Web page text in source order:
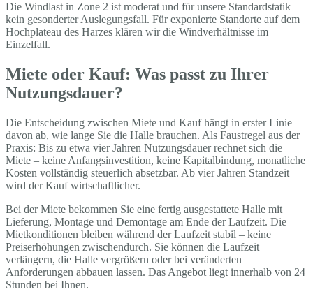
Die Windlast in Zone 2 ist moderat und für unsere Standardstatik
kein gesonderter Auslegungsfall. Für exponierte Standorte auf dem
Hochplateau des Harzes klären wir die Windverhältnisse im
Einzelfall.
Miete oder Kauf: Was passt zu Ihrer
Nutzungsdauer?
Die Entscheidung zwischen Miete und Kauf hängt in erster Linie
davon ab, wie lange Sie die Halle brauchen. Als Faustregel aus der
Praxis: Bis zu etwa vier Jahren Nutzungsdauer rechnet sich die
Miete – keine Anfangsinvestition, keine Kapitalbindung, monatliche
Kosten vollständig steuerlich absetzbar. Ab vier Jahren Standzeit
wird der Kauf wirtschaftlicher.
Bei der Miete bekommen Sie eine fertig ausgestattete Halle mit
Lieferung, Montage und Demontage am Ende der Laufzeit. Die
Mietkonditionen bleiben während der Laufzeit stabil – keine
Preiserhöhungen zwischendurch. Sie können die Laufzeit
verlängern, die Halle vergrößern oder bei veränderten
Anforderungen abbauen lassen. Das Angebot liegt innerhalb von 24
Stunden bei Ihnen.